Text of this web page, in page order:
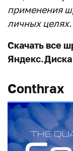
применения
личных целях.
Скачать все
Conthrax